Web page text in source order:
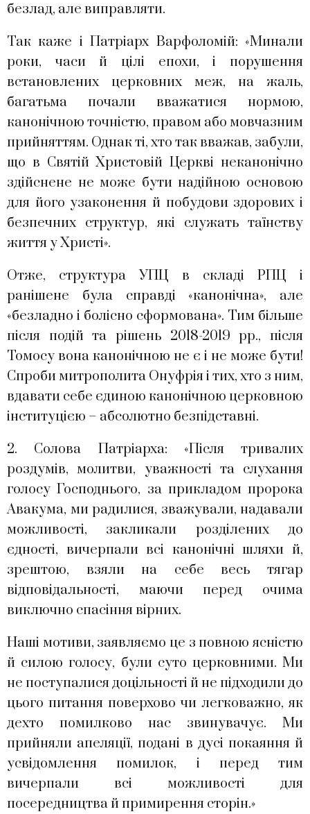
безлад, але виправляти.
Так каже і Патріарх Варфоломій: «Минали
роки, часи й цілі епохи, і порушення
встановлених церковних меж, на жаль,
багатьма почали вважатися нормою,
канонічною точністю, правом або мовчазним
прийняттям. Однак ті, хто так вважав, забули,
що в Святій Христовій Церкві неканонічно
здійснене не може бути надійною основою
для його узаконення й побудови здорових і
безпечних структур, які служать таїнству
життя у Христі».
Отже, структура УПЦ в складі РПЦ і
ранішене була справді «канонічна», але
«безладно і болісно сформована». Тим більше
після подій та рішень 2018-2019 рр., після
Томосу вона канонічною не є і не може бути!
Спроби митрополита Онуфрія і тих, хто з ним,
вдавати себе єдиною канонічною церковною
інституцією – абсолютно безпідставні.
2. Солова Патріарха: «Після тривалих
роздумів, молитви, уважності та слухання
голосу Господнього, за прикладом пророка
Авакума, ми радилися, зважували, надавали
можливості, закликали розділених до
єдності, вичерпали всі канонічні шляхи й,
зрештою, взяли на себе весь тягар
відповідальності, маючи перед очима
виключно спасіння вірних.
Наші мотиви, заявляємо це з повною ясністю
й силою голосу, були суто церковними. Ми
не поступалися доцільності й не підходили до
цього питання поверхово чи легковажно, як
дехто помилково нас звинувачує. Ми
прийняли апеляції, подані в дусі покаяння й
усвідомлення помилок, і перед тим
вичерпали всі можливості для
посередництва й примирення сторін.»